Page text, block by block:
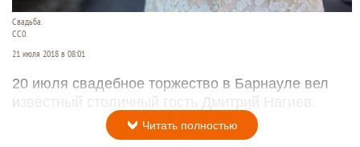
Свадьба.
СС0.
21 июля 2018 в 08:01
20 июля свадебное торжество в Барнауле вел
известный столичный гость Дмитрий Нагиев.
Читать полностью